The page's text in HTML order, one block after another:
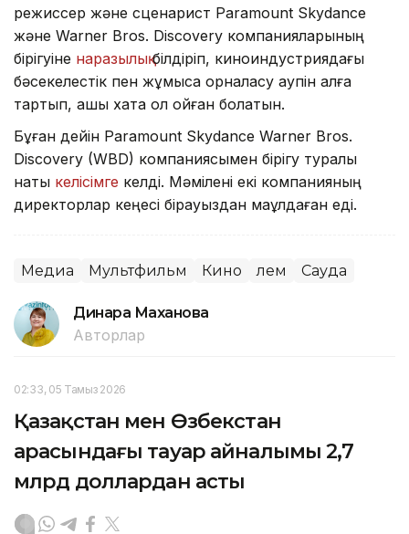
режиссер және сценарист Paramount Skydance
және Warner Bros. Discovery компанияларының
бірігуіне наразылықбілдіріп, киноиндустриядағы
бәсекелестік пен жұмысқа орналасу қаупін алға
тартып, ашық хатқа қол қойған болатын.
Бұған дейін Paramount Skydance Warner Bros.
Discovery (WBD) компаниясымен бірігу туралы
нақты келісімге келді. Мәмілені екі компанияның
директорлар кеңесі бірауыздан мақұлдаған еді.
Медиа Мультфильм Кино Әлем Сауда
Динара Маханова
Авторлар
02:33, 05 Тамыз 2026
Қазақстан мен Өзбекстан
арасындағы тауар айналымы 2,7
млрд доллардан асты